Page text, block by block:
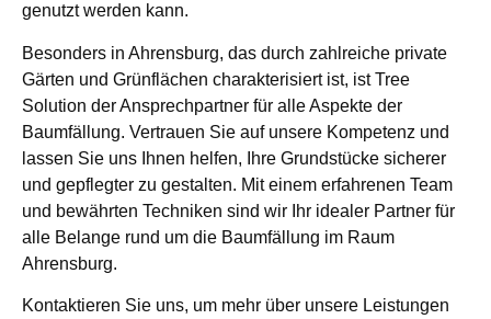
genutzt werden kann.
Besonders in Ahrensburg, das durch zahlreiche private
Gärten und Grünflächen charakterisiert ist, ist Tree
Solution der Ansprechpartner für alle Aspekte der
Baumfällung. Vertrauen Sie auf unsere Kompetenz und
lassen Sie uns Ihnen helfen, Ihre Grundstücke sicherer
und gepflegter zu gestalten. Mit einem erfahrenen Team
und bewährten Techniken sind wir Ihr idealer Partner für
alle Belange rund um die Baumfällung im Raum
Ahrensburg.
Kontaktieren Sie uns, um mehr über unsere Leistungen